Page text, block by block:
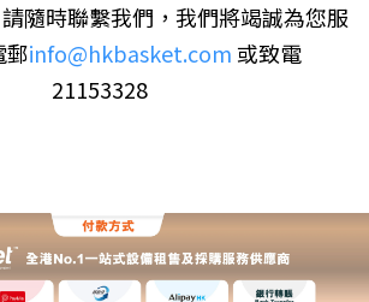
隨時聯繫我們，我們將竭誠為您服
郵info@hkbasket.com 或致電
21153328